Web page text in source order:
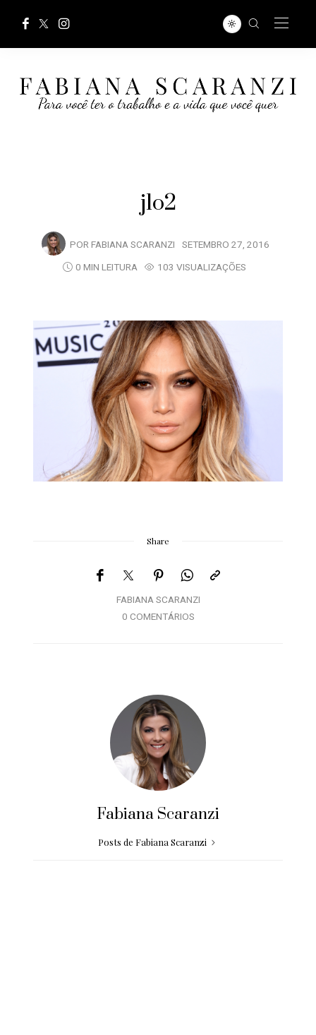
jlo2
POR FABIANA SCARANZI SETEMBRO 27, 2016
0 MIN LEITURA
103 VISUALIZAÇÕES
Share
FABIANA SCARANZI
0 COMENTÁRIOS
Fabiana Scaranzi
Posts de Fabiana Scaranzi